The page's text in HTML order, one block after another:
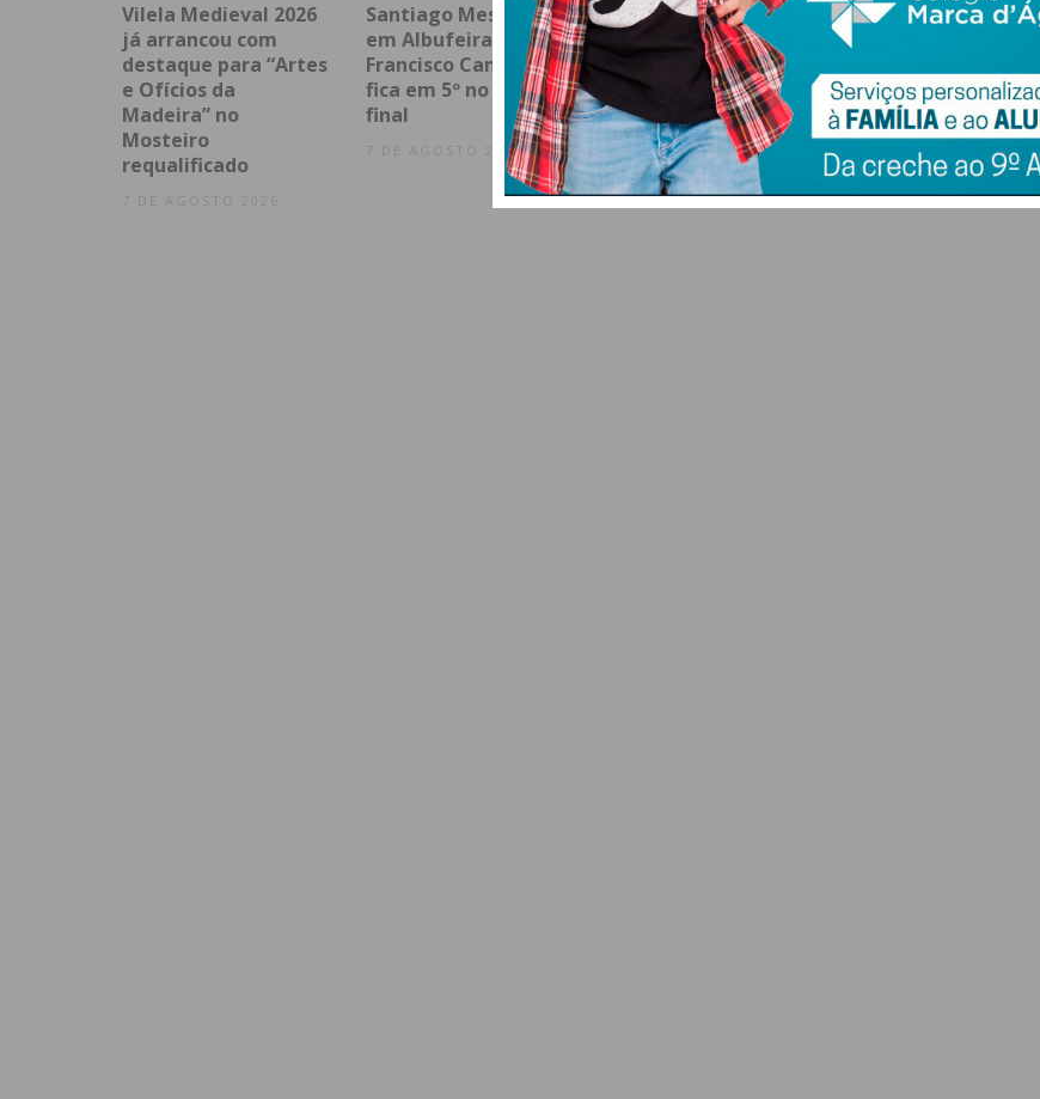
Vilela Medieval 2026
já arrancou com
destaque para “Artes
e Ofícios da
Madeira” no
Mosteiro
requalificado
7 DE AGOSTO 2026
Santiago Mesa vence
em Albufeira e
Francisco Campos
fica em 5º no sprint
final
7 DE AGOSTO 2026
AGRIVAL 2026
arranca em Penafiel
com recinto
renovado e presença
do Ministro da
Agricultura
7 DE AGOSTO 2026
FC Penafiel SAD cria
equipa Sub-23 que
Pedro Barroso
7 DE AGOSTO 2026